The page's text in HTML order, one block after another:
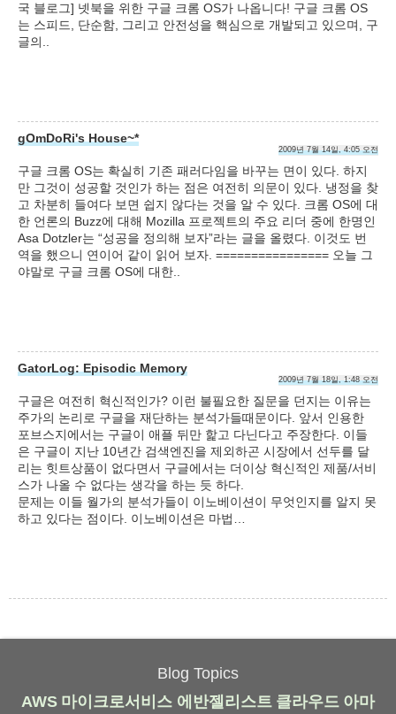
국 블로그] 넷북을 위한 구글 크롬 OS가 나옵니다! 구글 크롬 OS
는 스피드, 단순함, 그리고 안전성을 핵심으로 개발되고 있으며, 구
글의..
gOmDoRi's House~*
2009년 7월 14일, 4:05 오전
구글 크롬 OS는 확실히 기존 패러다임을 바꾸는 면이 있다. 하지
만 그것이 성공할 것인가 하는 점은 여전히 의문이 있다. 냉정을 찾
고 차분히 들여다 보면 쉽지 않다는 것을 알 수 있다. 크롬 OS에 대
한 언론의 Buzz에 대해 Mozilla 프로젝트의 주요 리더 중에 한명인
Asa Dotzler는 “성공을 정의해 보자”라는 글을 올렸다. 이것도 번
역을 했으니 연이어 같이 읽어 보자. ================ 오늘 그
야말로 구글 크롬 OS에 대한..
GatorLog: Episodic Memory
2009년 7월 18일, 1:48 오전
구글은 여전히 혁신적인가? 이런 불필요한 질문을 던지는 이유는
주가의 논리로 구글을 재단하는 분석가들때문이다. 앞서 인용한
포브스지에서는 구글이 애플 뒤만 핥고 다닌다고 주장한다. 이들
은 구글이 지난 10년간 검색엔진을 제외하곤 시장에서 선두를 달
리는 힛트상품이 없다면서 구글에서는 더이상 혁신적인 제품/서비
스가 나올 수 없다는 생각을 하는 듯 하다.
문제는 이들 월가의 분석가들이 이노베이션이 무엇인지를 알지 못
하고 있다는 점이다. 이노베이션은 마법…
Blog Topics
AWS 마이크로서비스 에반젤리스트 클라우드 아마